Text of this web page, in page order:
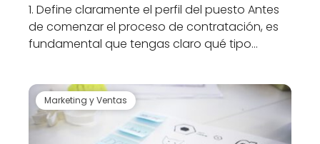
1. Define claramente el perfil del puesto Antes
de comenzar el proceso de contratación, es
fundamental que tengas claro qué tipo…
Marketing y Ventas